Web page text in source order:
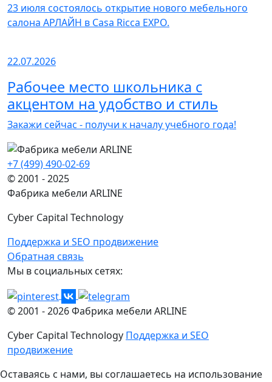
23 июля состоялось открытие нового мебельного
салона АРЛАЙН в Casa Ricca EXPO.
22.07.2026
Рабочее место школьника с
акцентом на удобство и стиль
Закажи сейчас - получи к началу учебного года!
+7 (499) 490-02-69
© 2001 - 2025
Фабрика мебели ARLINE
Cyber Capital Technology
Поддержка и SEO продвижение
Обратная связь
Мы в социальных сетях:
© 2001 -2026Фабрика мебели ARLINE
Cyber Capital Technology Поддержка и SEO
продвижение
Оставаясь с нами, вы соглашаетесь на использование